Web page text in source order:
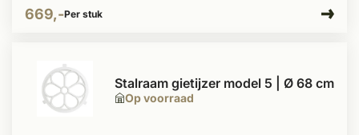
669,-Per stuk
Op voorraad
Stalraam gietijzer model 5 | Ø 68 cm